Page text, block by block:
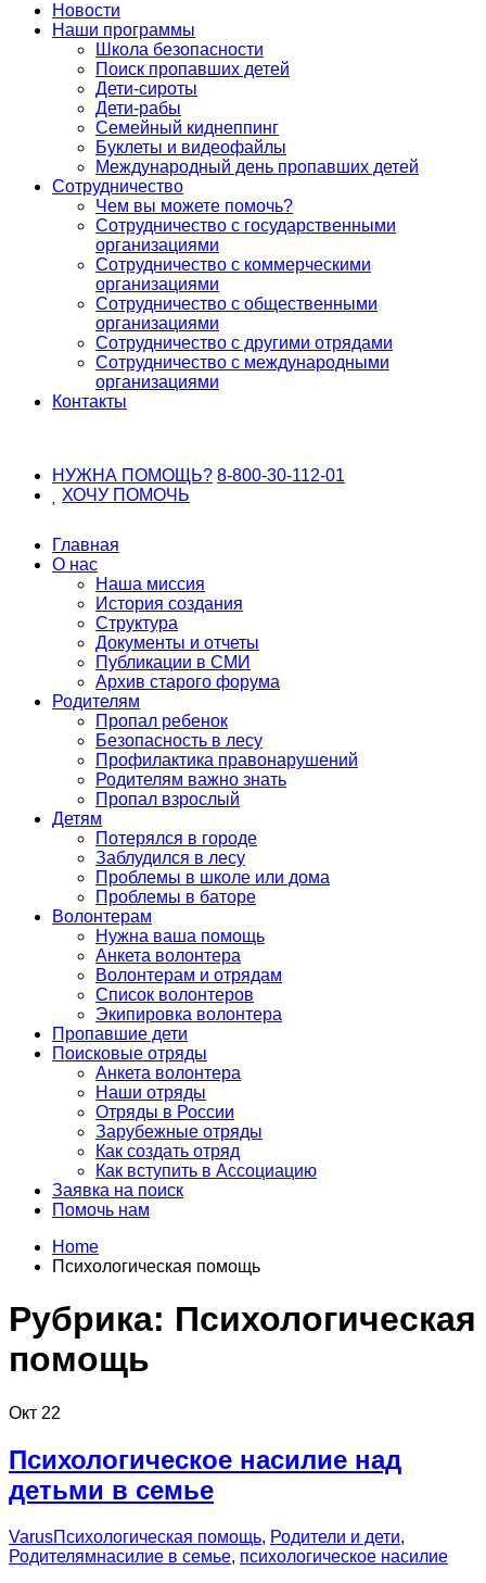
Новости
Наши программы
Школа безопасности
Поиск пропавших детей
Дети-сироты
Дети-рабы
Семейный киднеппинг
Буклеты и видеофайлы
Международный день пропавших детей
Сотрудничество
Чем вы можете помочь?
Сотрудничество с государственными
организациями
Сотрудничество с коммерческими
организациями
Сотрудничество с общественными
организациями
Сотрудничество с другими отрядами
Сотрудничество с международными
организациями
Контакты
НУЖНА ПОМОЩЬ? 8-800-30-112-01
ХОЧУ ПОМОЧЬ
Главная
О нас
Наша миссия
История создания
Структура
Документы и отчеты
Публикации в СМИ
Архив старого форума
Родителям
Пропал ребенок
Безопасность в лесу
Профилактика правонарушений
Родителям важно знать
Пропал взрослый
Детям
Потерялся в городе
Заблудился в лесу
Проблемы в школе или дома
Проблемы в баторе
Волонтерам
Нужна ваша помощь
Анкета волонтера
Волонтерам и отрядам
Список волонтеров
Экипировка волонтера
Пропавшие дети
Поисковые отряды
Анкета волонтера
Наши отряды
Отряды в России
Зарубежные отряды
Как создать отряд
Как вступить в Ассоциацию
Заявка на поиск
Помочь нам
Home
Психологическая помощь
Рубрика: Психологическая
помощь
Окт 22
Психологическое насилие над
детьми в семье
VarusПсихологическая помощь, Родители и дети,
Родителямнасилие в семье, психологическое насилие